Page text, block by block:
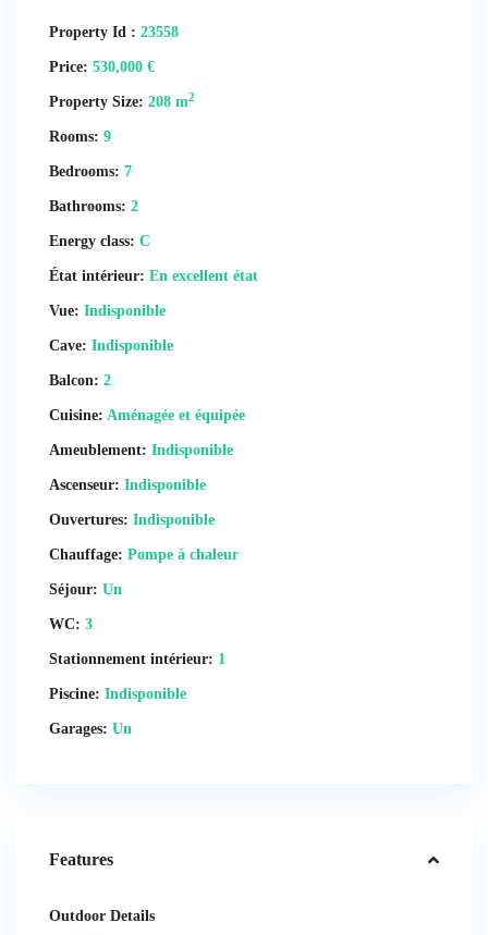
Property Id : 23558
Price: 530,000 €
Property Size: 208 m2
Rooms: 9
Bedrooms: 7
Bathrooms: 2
Energy class: C
État intérieur: En excellent état
Vue: Indisponible
Cave: Indisponible
Balcon: 2
Cuisine: Aménagée et équipée
Ameublement: Indisponible
Ascenseur: Indisponible
Ouvertures: Indisponible
Chauffage: Pompe à chaleur
Séjour: Un
WC: 3
Stationnement intérieur: 1
Piscine: Indisponible
Garages: Un
Features
Outdoor Details